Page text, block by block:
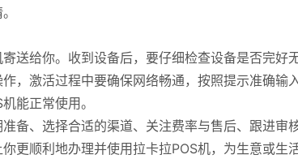
送给你。收到设备后，要仔细检查设备是否完好
，激活过程中要确保网络畅通，按照提示准确输
能正常使用。
备、选择合适的渠道、关注费率与售后、跟进审
更顺利地办理并使用拉卡拉POS机，为生意或生